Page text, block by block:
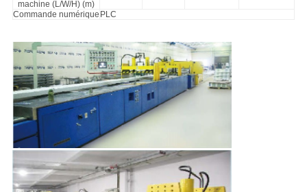
machine (L/W/H) (m)
Commande numérique PLC